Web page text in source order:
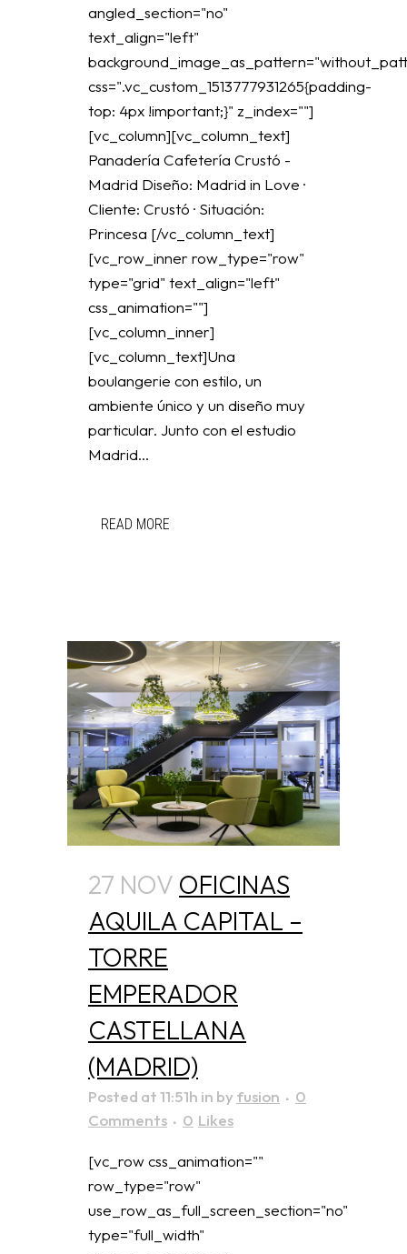
angled_section="no"
text_align="left"
css=".vc_custom_1513777931265{padding-
top: 4px !important;}" z_index=""]
[vc_column][vc_column_text]
Panadería Cafetería Crustó -
Madrid Diseño: Madrid in Love ·
Cliente: Crustó · Situación:
Princesa [/vc_column_text]
[vc_row_inner row_type="row"
type="grid" text_align="left"
css_animation=""]
[vc_column_inner]
[vc_column_text]Una
boulangerie con estilo, un
ambiente único y un diseño muy
particular. Junto con el estudio
Madrid...
READ MORE
27 NOV OFICINAS
AQUILA CAPITAL –
TORRE
EMPERADOR
CASTELLANA
(MADRID)
Posted at 11:51h in byfusion
0
Comments
0 Likes
[vc_row css_animation=""
row_type="row"
use_row_as_full_screen_section="no"
type="full_width"